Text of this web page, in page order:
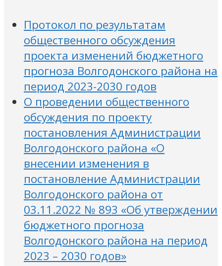
Протокол по результатам
общественного обсуждения
проекта изменений бюджетного
прогноза Волгодонского района на
период 2023-2030 годов
О проведении общественного
обсуждения по проекту
постановления Администрации
Волгодонского района «О
внесении изменения в
постановление Администрации
Волгодонского района от
03.11.2022 № 893 «Об утверждении
бюджетного прогноза
Волгодонского района на период
2023 – 2030 годов»